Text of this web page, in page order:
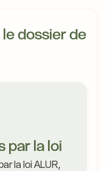
dossier de
par la loi
la loi ALUR,